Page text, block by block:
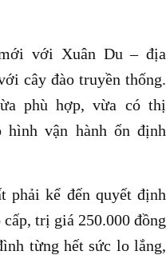
với Xuân Du – địa
cây đào truyền thống.
phù hợp, vừa có thị
vận hành ổn định
phải kể đến quyết định
trị giá 250.000 đồng
từng hết sức lo lắng,